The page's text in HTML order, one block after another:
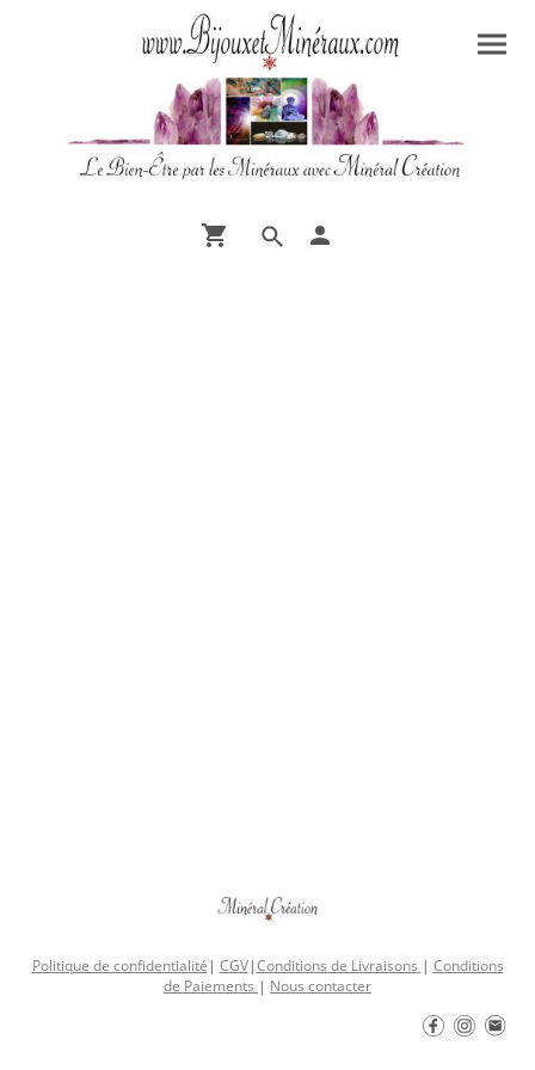
Politique de confidentialité | CGV|Conditions de Livraisons | Conditions
de Paiements | Nous contacter